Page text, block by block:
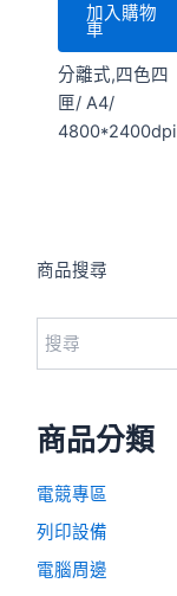
商品搜尋
商品分類
電競專區
列印設備
電腦周邊
加入購物
車
分離式,四色四
匣/ A4/
4800*2400dpi